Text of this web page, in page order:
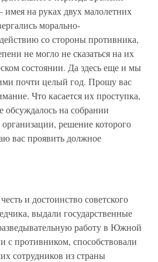
на руках двух малолетних
морально-
со стороны противника,
не могло не сказаться на их
состоянии. Да здесь еще и мы
почти целый год. Прошу вас
Что касается их проступка,
обсуждалось на собрании
решение которого
вас проявить должное
и достоинство советского
выдали государственные
работу в Южной
с противником, способствовали
сотрудников из страны